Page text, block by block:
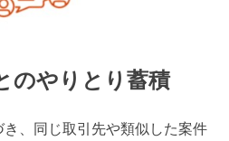
のやりとり蓄積
、同じ取引先や類似した案件